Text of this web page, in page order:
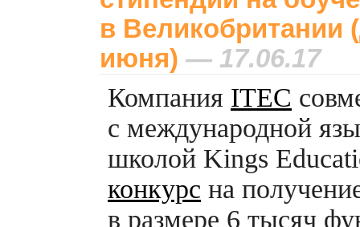
в Великобритании
июня) — 17.06.17
Компания ITEC
с международной
школой Kings
конкурс на
в размере 6 тысяч